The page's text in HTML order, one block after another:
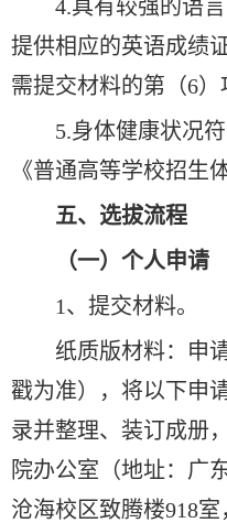
4.具有较强的语
提供相应的英语成绩
需提交材料的第（6）
5.身体健康状况
《普通高等学校招生
五、选拔流程
（一）个人申请
1、提交材料。
纸质版材料：申
戳为准），将以下申
录并整理、装订成册
院办公室（地址：广
沧海校区致腾楼918